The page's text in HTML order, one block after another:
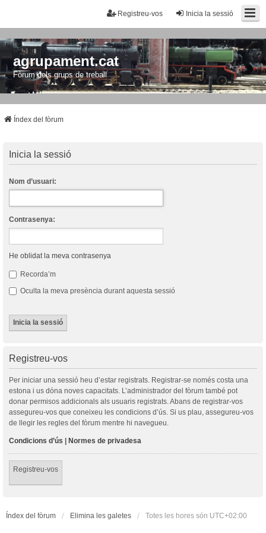
Inicia la sessió
Registreu-vos
agrupament.cat
Fòrum dels grups de treball
Índex del fòrum
Inicia la sessió
Nom d’usuari:
Contrasenya:
He oblidat la meva contrasenya
Recorda’m
Oculta la meva presència durant aquesta sessió
Registreu-vos
Per iniciar una sessió heu d’estar registrats. Registrar-se només costa una
estona i us dóna noves capacitats. L’administrador del fòrum també pot
donar permisos addicionals als usuaris registrats. Abans de registrar-vos
assegureu-vos que coneixeu les condicions d’ús. Si us plau, assegureu-vos
de llegir les regles del fòrum mentre hi navegueu.
Condicions d’ús | Normes de privadesa
Registreu-vos
Índex del fòrum Elimina les galetes Totes les hores són UTC+02:00